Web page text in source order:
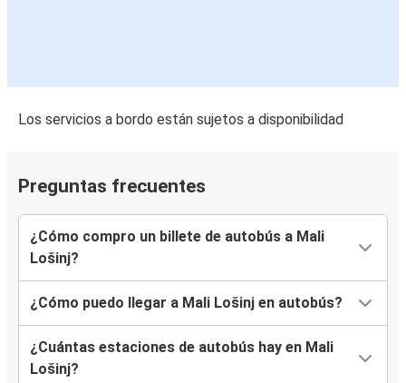
Los servicios a bordo están sujetos a disponibilidad
Preguntas frecuentes
¿Cómo compro un billete de autobús a Mali
Lošinj?
¿Cómo puedo llegar a Mali Lošinj en autobús?
¿Cuántas estaciones de autobús hay en Mali
Lošinj?